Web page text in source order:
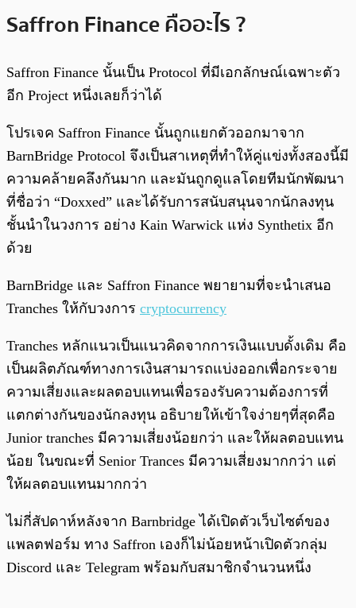
Saffron Finance คืออะไร ?
Saffron Finance นั้นเป็น Protocol ที่มีเอกลักษณ์เฉพาะตัว
อีก Project หนึ่งเลยก็ว่าได้
โปรเจค Saffron Finance นั้นถูกแยกตัวออกมาจาก
BarnBridge Protocol จึงเป็นสาเหตุที่ทำให้คู่แข่งทั้งสองนี้มี
ความคล้ายคลึงกันมาก และมันถูกดูแลโดยทีมนักพัฒนา
ที่ชื่อว่า “Doxxed” และได้รับการสนับสนุนจากนักลงทุน
ชั้นนำในวงการ อย่าง Kain Warwick แห่ง Synthetix อีก
ด้วย
BarnBridge และ Saffron Finance พยายามที่จะนำเสนอ
Tranches ให้กับวงการ cryptocurrency
Tranches หลักแนวเป็นแนวคิดจากการเงินแบบดั้งเดิม คือ
เป็นผลิตภัณฑ์ทางการเงินสามารถแบ่งออกเพื่อกระจาย
ความเสี่ยงและผลตอบแทนเพื่อรองรับความต้องการที่
แตกต่างกันของนักลงทุน อธิบายให้เข้าใจง่ายๆที่สุดคือ
Junior tranches มีความเสี่ยงน้อยกว่า และให้ผลตอบแทน
น้อย ในขณะที่ Senior Trances มีความเสี่ยงมากกว่า แต่
ให้ผลตอบแทนมากกว่า
ไม่กี่สัปดาห์หลังจาก Barnbridge ได้เปิดตัวเว็บไซต์ของ
แพลตฟอร์ม ทาง Saffron เองก็ไม่น้อยหน้าเปิดตัวกลุ่ม
Discord และ Telegram พร้อมกับสมาชิกจำนวนหนึ่ง